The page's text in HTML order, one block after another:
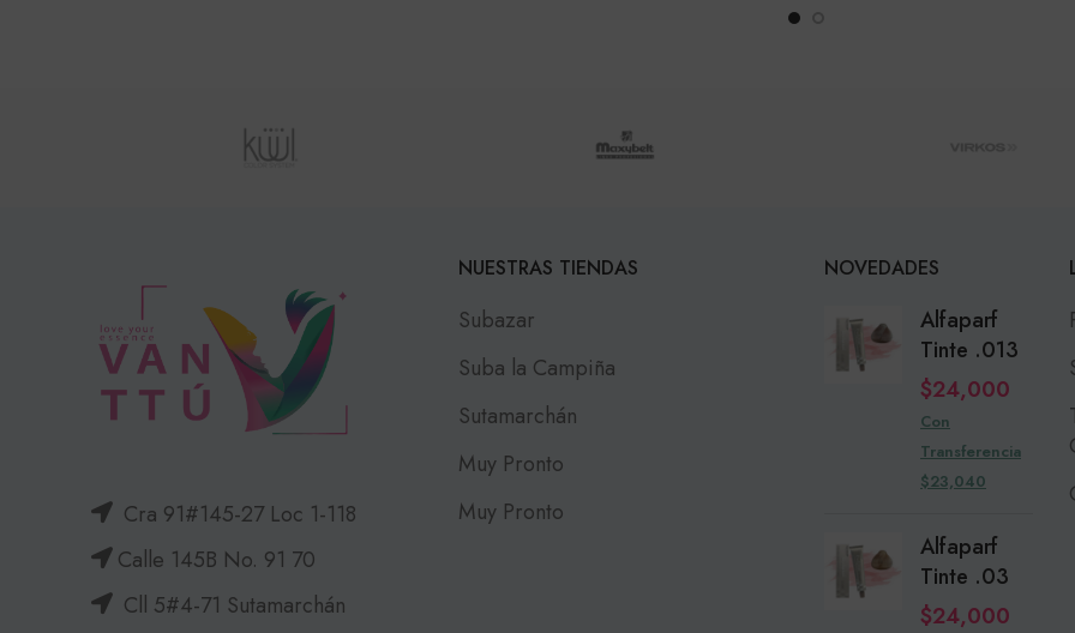
Cra 91#145-27 Loc 1-118
Calle 145B No. 91 70
Cll 5#4-71 Sutamarchán
NUESTRAS TIENDAS
Subazar
Suba la Campiña
Sutamarchán
Muy Pronto
Muy Pronto
NOVEDADES
Alfaparf
Tinte .013
$24,000
Con
Transferencia
$23,040
Alfaparf
Tinte .03
$24,000